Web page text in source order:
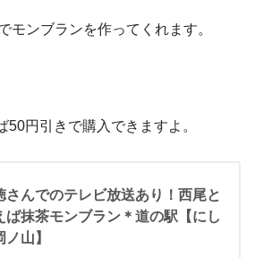
モンブランを作ってくれます。
円引きで購入できますよ。
さんでのテレビ放送あり！西尾と
ば抹茶モンブラン＊道の駅【にし
ノ山】